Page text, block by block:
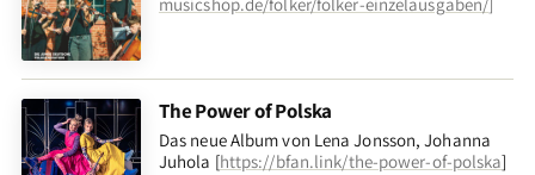
musicshop.de/folker/folker-einzelausgaben/]
The Power of Polska
Das neue Album von Lena Jonsson, Johanna
Juhola [https://bfan.link/the-power-of-polska]